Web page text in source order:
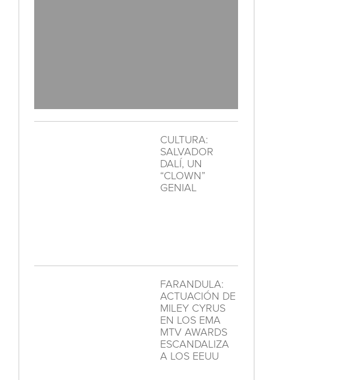
CULTURA:
SALVADOR
DALÍ, UN
“CLOWN”
GENIAL
FARANDULA:
ACTUACIÓN DE
MILEY CYRUS
EN LOS EMA
MTV AWARDS
ESCANDALIZA
A LOS EEUU